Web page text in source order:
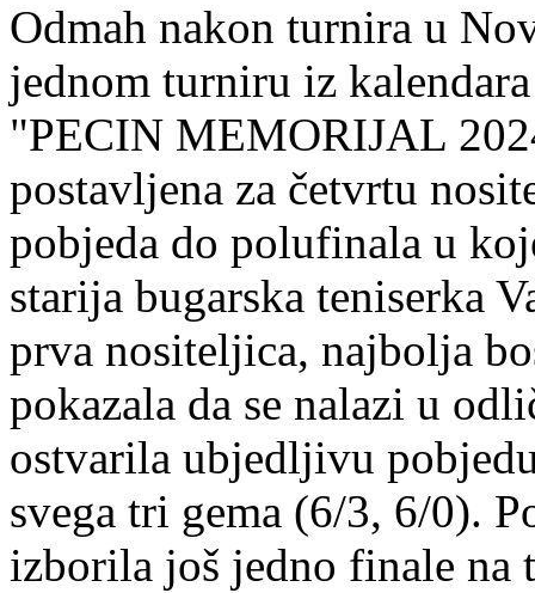
Odmah nakon turnira u
jednom turniru iz
"PECIN MEMORIJAL
postavljena za četvrtu
pobjeda do polufinala u
starija bugarska teniserka
prva nositeljica, najbolja
pokazala da se nalazi u
ostvarila ubjedljivu
svega tri gema (6/3, 6/0).
izborila još jedno finale na